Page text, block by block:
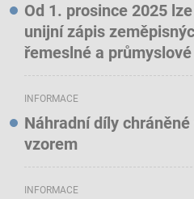
Od 1. prosince 2025
unijní zápis
řemeslné a
INFORMACE
Náhradní díly
vzorem
INFORMACE